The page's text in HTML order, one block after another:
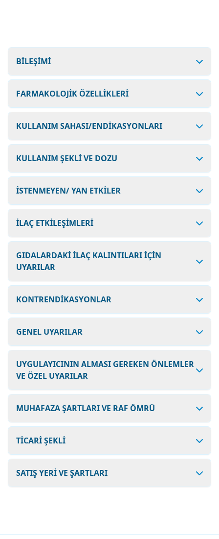
BİLEŞİMİ
FARMAKOLOJİK ÖZELLİKLERİ
KULLANIM SAHASI/ENDİKASYONLARI
KULLANIM ŞEKLİ VE DOZU
İSTENMEYEN/ YAN ETKİLER
İLAÇ ETKİLEŞİMLERİ
GIDALARDAKİ İLAÇ KALINTILARI İÇİN
UYARILAR
KONTRENDİKASYONLAR
GENEL UYARILAR
UYGULAYICININ ALMASI GEREKEN ÖNLEMLER
VE ÖZEL UYARILAR
MUHAFAZA ŞARTLARI VE RAF ÖMRÜ
TİCARİ ŞEKLİ
SATIŞ YERİ VE ŞARTLARI